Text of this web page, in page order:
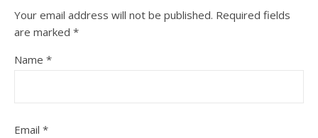
Your email address will not be published. Required fields
are marked *
Name *
Email *